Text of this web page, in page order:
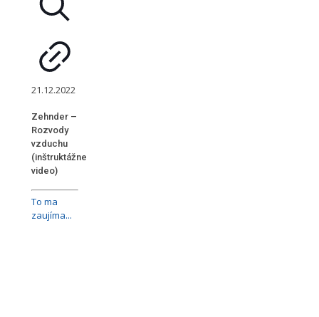
21.12.2022
Zehnder –
Rozvody
vzduchu
(inštruktážne
video)
To ma
zaujíma...